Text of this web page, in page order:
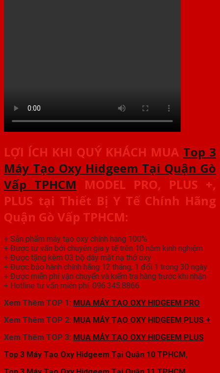
LỢI ÍCH KHI QUÝ KHÁCH MUA Top 3
Máy Tạo Oxy Hidgeem Tại Quận Gò
Vấp TPHCM
MODEL PRO, PLUS +,
PLUS tại Thiết Bị Y Tế Chính Hãng
Quận Gò Vấp TPHCM:
+ Sản phẩm máy tạo oxy chính hãng 100%
+ Được tư vấn bởi chuyên gia y tế trên 10 năm kinh nghiệm
+ Được tặng kèm 03 bộ dây mặt nạ thở oxy
+ Được bảo hành chính hãng 12 tháng, 1 đổi 1 trong 30 ngày
+ Được miễn phí vận chuyển và kiểm tra hàng trước khi nhận
+ Hotline tư vấn miễn phí: 096.345.8866
Xem Thêm TOP 1: MUA MÁY TẠO OXY HIDGEEM PRO
Xem Thêm TOP 2: MUA MÁY TẠO OXY HIDGEEM PLUS +
Xem Thêm TOP 3: MUA MÁY TẠO OXY HIDGEEM PLUS
Top 3 Máy Tạo Oxy Hidgeem Tại Quận 10 TPHCM ,